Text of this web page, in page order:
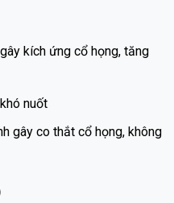
kích ứng cổ họng, tăng
nuốt
gây co thắt cổ họng, không